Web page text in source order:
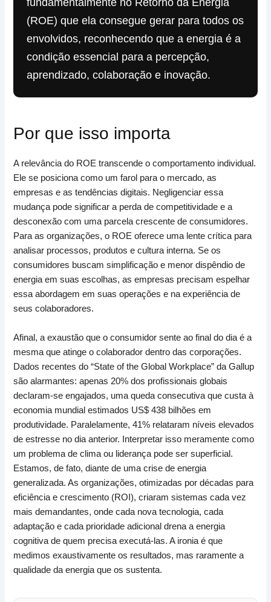
fundamentalmente no Retorno da Energia
(ROE) que ela consegue gerar para todos os
envolvidos, reconhecendo que a energia é a
condição essencial para a percepção,
aprendizado, colaboração e inovação.
Por que isso importa
A relevância do ROE transcende o comportamento individual.
Ele se posiciona como um farol para o mercado, as
empresas e as tendências digitais. Negligenciar essa
mudança pode significar a perda de competitividade e a
desconexão com uma parcela crescente de consumidores.
Para as organizações, o ROE oferece uma lente crítica para
analisar processos, produtos e cultura interna. Se os
consumidores buscam simplificação e menor dispêndio de
energia em suas escolhas, as empresas precisam espelhar
essa abordagem em suas operações e na experiência de
seus colaboradores.
Afinal, a exaustão que o consumidor sente ao final do dia é a
mesma que atinge o colaborador dentro das corporações.
Dados recentes do “State of the Global Workplace” da Gallup
são alarmantes: apenas 20% dos profissionais globais
declaram-se engajados, uma queda consecutiva que custa à
economia mundial estimados US$ 438 bilhões em
produtividade. Paralelamente, 41% relataram níveis elevados
de estresse no dia anterior. Interpretar isso meramente como
um problema de clima ou liderança pode ser superficial.
Estamos, de fato, diante de uma crise de energia
generalizada. As organizações, otimizadas por décadas para
eficiência e crescimento (ROI), criaram sistemas cada vez
mais demandantes, onde cada nova tecnologia, cada
adaptação e cada prioridade adicional drena a energia
cognitiva de quem precisa executá-las. A ironia é que
medimos exaustivamente os resultados, mas raramente a
qualidade da energia que os sustenta.